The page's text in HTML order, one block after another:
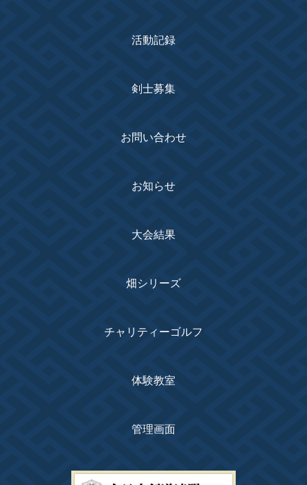
活動記録
剣士募集
お問い合わせ
お知らせ
大会結果
畑シリーズ
チャリティーゴルフ
体験教室
管理画面